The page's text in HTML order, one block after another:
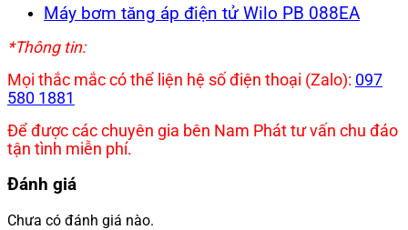
Máy bơm tăng áp điện tử Wilo PB 088EA
*Thông tin:
Mọi thắc mắc có thể liện hệ số điện thoại (Zalo): 097
580 1881
Để được các chuyên gia bên Nam Phát tư vấn chu đáo
tận tình miễn phí.
Đánh giá
Chưa có đánh giá nào.